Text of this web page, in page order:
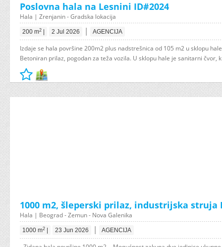
Poslovna hala na Lesnini ID#2024
Hala | Zrenjanin - Gradska lokacija
200 m2 2 Jul 2026 | AGENCIJA
Izdaje se hala površine 200m2 plus nadstrešnica od 105 m2 u sklopu
Betoniran prilaz, pogodan za teža vozila. U sklopu hale je sanitarni čvor,
1000 m2, šleperski prilaz, industrijska struja
Hala | Beograd - Zemun - Nova Galenika
1000 m2 23 Jun 2026 | AGENCIJA